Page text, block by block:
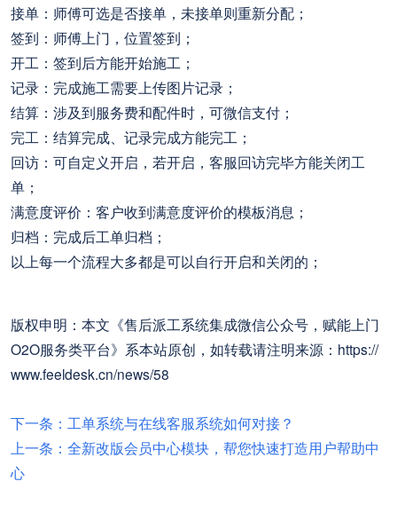
接单：师傅可选是否接单，未接单则重新分配；
签到：师傅上门，位置签到；
开工：签到后方能开始施工；
记录：完成施工需要上传图片记录；
结算：涉及到服务费和配件时，可微信支付；
完工：结算完成、记录完成方能完工；
回访：可自定义开启，若开启，客服回访完毕方能关闭工
单；
满意度评价：客户收到满意度评价的模板消息；
归档：完成后工单归档；
以上每一个流程大多都是可以自行开启和关闭的；
版权申明：本文《售后派工系统集成微信公众号，赋能上门
O2O服务类平台》系本站原创，如转载请注明来源：https://
www.feeldesk.cn/news/58
下一条：工单系统与在线客服系统如何对接？
上一条：全新改版会员中心模块，帮您快速打造用户帮助中
心